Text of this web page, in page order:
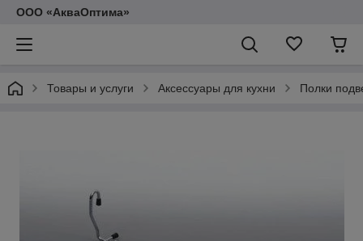
ООО «АкваОптима»
Товары и услуги Аксессуары для кухни Полки